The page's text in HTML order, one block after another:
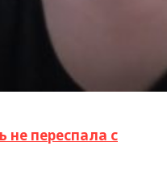
не переспала с